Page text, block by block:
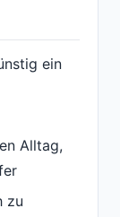
ein
Alltag,
zu